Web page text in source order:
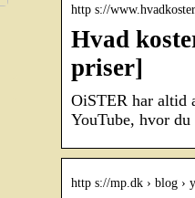
http s://
Hvad
priser]
OiSTER har altid
YouTube, hvor
http s://mp.dk › blog ›